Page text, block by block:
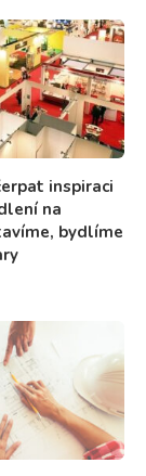
inspiraci
na
bydlíme